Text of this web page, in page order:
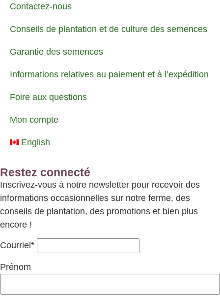
Contactez-nous
Conseils de plantation et de culture des semences
Garantie des semences
Informations relatives au paiement et à l’expédition
Foire aux questions
Mon compte
English
Restez connecté
Inscrivez-vous à notre newsletter pour recevoir des
informations occasionnelles sur notre ferme, des
conseils de plantation, des promotions et bien plus
encore !
Courriel*
Prénom